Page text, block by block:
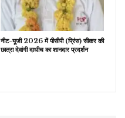
नीट-यूजी 2026 में पीसीपी (प्रिंस) सीकर की
छात्रा देवांगी दाधीच का शानदार प्रदर्शन